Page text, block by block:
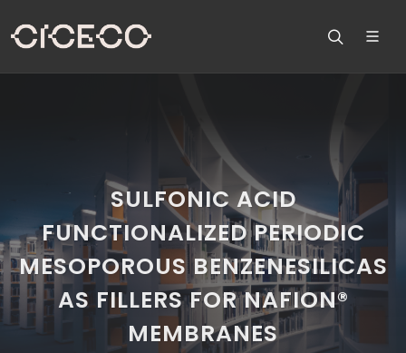
SULFONIC ACID
FUNCTIONALIZED PERIODIC
MESOPOROUS BENZENESILICAS
AS FILLERS FOR NAFION®
MEMBRANES